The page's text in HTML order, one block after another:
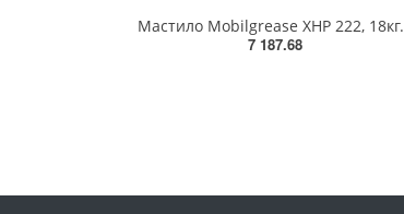
Мастило Mobilgrease XHP 222, 18кг.
7 187.68